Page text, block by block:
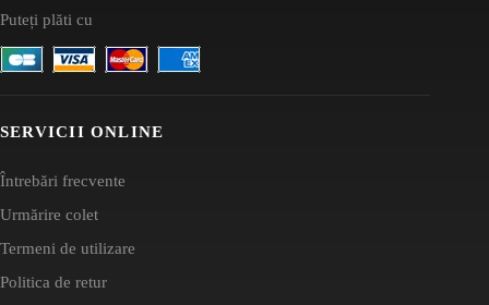
Puteți plăti cu
SERVICII ONLINE
Întrebări frecvente
Urmărire colet
Termeni de utilizare
Politica de retur